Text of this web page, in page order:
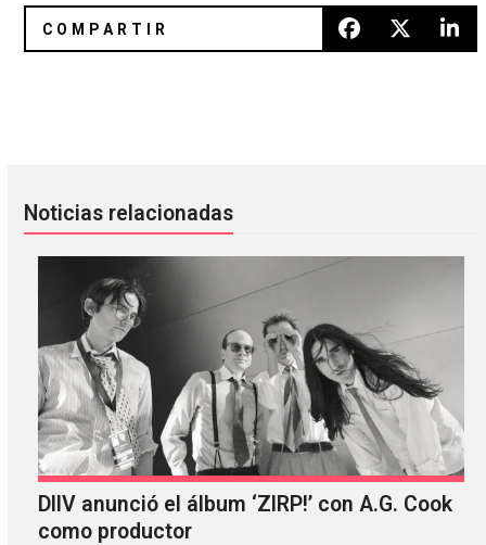
Noticias relacionadas
DIIV anunció el álbum ‘ZIRP!’ con A.G. Cook
como productor